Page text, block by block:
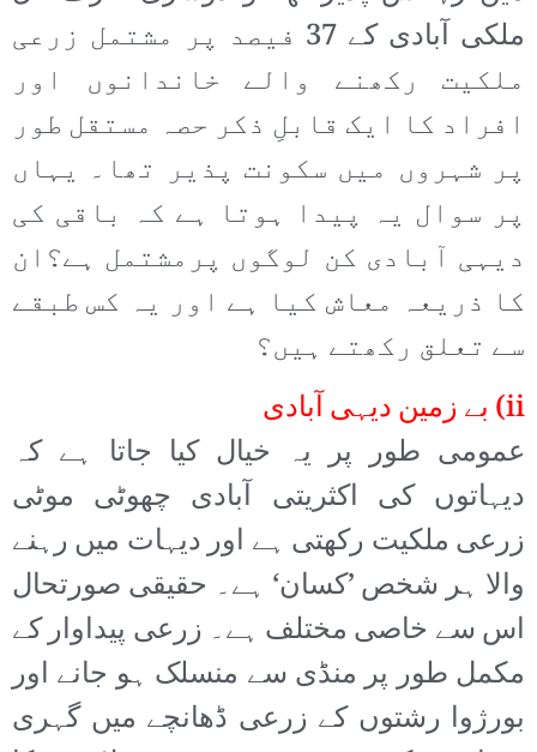
ملکی آبادی کے 37 فیصد پر مشتمل زرعی
ملکیت رکھنے والے خاندانوں اور
افراد کا ایک قابلِ ذکر حصہ مستقل طور
پر شہروں میں سکونت پذیر تھا۔ یہاں
پر سوال یہ پیدا ہوتا ہے کہ باقی کی
دیہی آبادی کن لوگوں پرمشتمل ہے؟ان
کا ذریعہ معاش کیا ہے اور یہ کس طبقے
سے تعلق رکھتے ہیں؟
ii) بے زمین دیہی آبادی
عمومی طور پر یہ خیال کیا جاتا ہے کہ
دیہاتوں کی اکثریتی آبادی چھوٹی موٹی
زرعی ملکیت رکھتی ہے اور دیہات میں رہنے
والا ہر شخص ’کسان‘ ہے۔ حقیقی صورتحال
اس سے خاصی مختلف ہے۔ زرعی پیداوار کے
مکمل طور پر منڈی سے منسلک ہو جانے اور
بورژوا رشتوں کے زرعی ڈھانچے میں گہری